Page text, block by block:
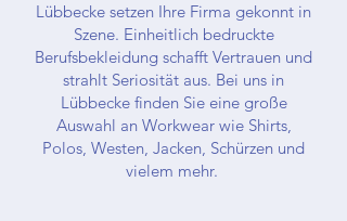
Lübbecke setzen Ihre Firma gekonnt in
Szene. Einheitlich bedruckte
Berufsbekleidung schafft Vertrauen und
strahlt Seriosität aus. Bei uns in
Lübbecke finden Sie eine große
Auswahl an Workwear wie Shirts,
Polos, Westen, Jacken, Schürzen und
vielem mehr.